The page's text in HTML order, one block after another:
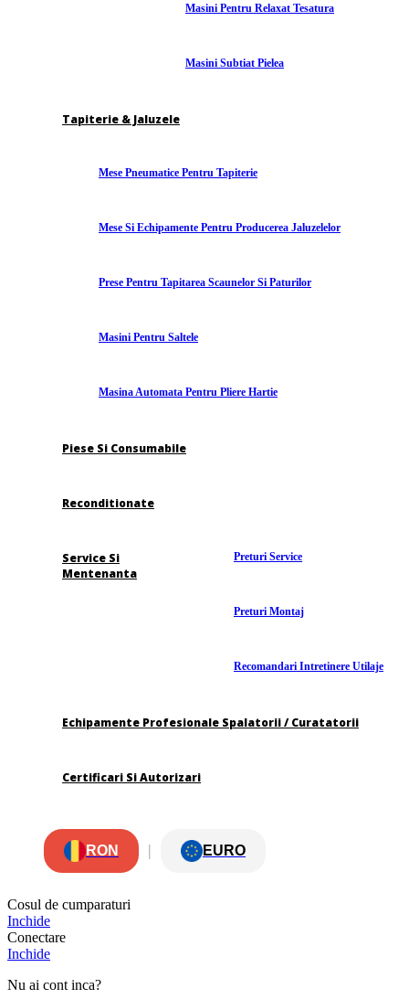
Masini Pentru Relaxat Tesatura
Masini Subtiat Pielea
Tapiterie & Jaluzele
Mese Pneumatice Pentru Tapiterie
Mese Si Echipamente Pentru Producerea Jaluzelelor
Prese Pentru Tapitarea Scaunelor Si Paturilor
Masini Pentru Saltele
Masina Automata Pentru Pliere Hartie
Piese Si Consumabile
Reconditionate
Service Si
Mentenanta
Preturi Service
Preturi Montaj
Recomandari Intretinere Utilaje
Echipamente Profesionale Spalatorii / Curatatorii
Certificari Si Autorizari
RON | EURO
Cosul de cumparaturi
Inchide
Conectare
Inchide
Nu ai cont inca?